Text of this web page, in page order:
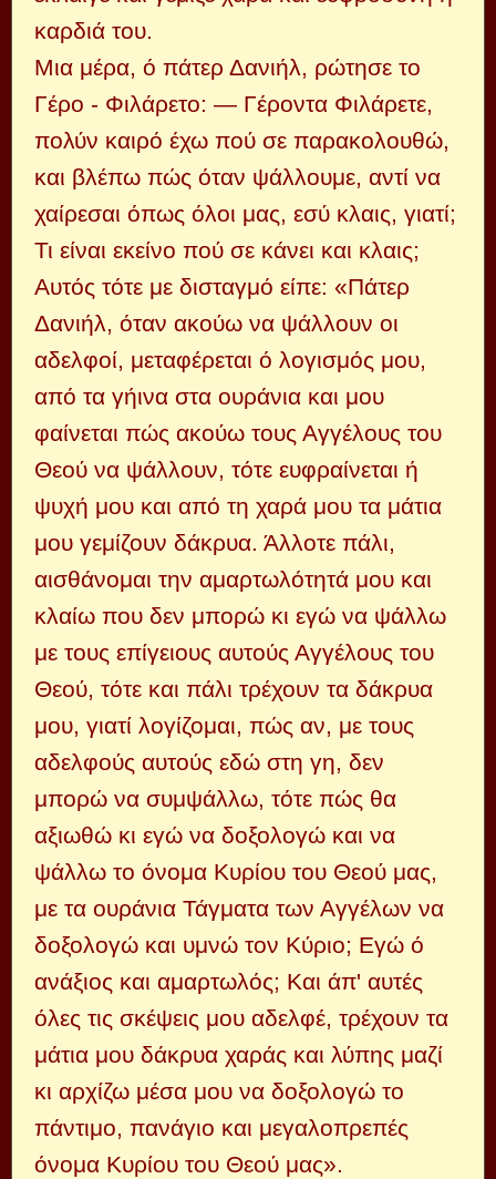
καρδιά του.
Μια μέρα, ό πάτερ Δανιήλ, ρώτησε το
Γέρο - Φιλάρετο: — Γέροντα Φιλάρετε,
πολύν καιρό έχω πού σε παρακολουθώ,
και βλέπω πώς όταν ψάλλουμε, αντί να
χαίρεσαι όπως όλοι μας, εσύ κλαις, γιατί;
Τι είναι εκείνο πού σε κάνει και κλαις;
Αυτός τότε με δισταγμό είπε: «Πάτερ
Δανιήλ, όταν ακούω να ψάλλουν οι
αδελφοί, μεταφέρεται ό λογισμός μου,
από τα γήινα στα ουράνια και μου
φαίνεται πώς ακούω τους Αγγέλους του
Θεού να ψάλλουν, τότε ευφραίνεται ή
ψυχή μου και από τη χαρά μου τα μάτια
μου γεμίζουν δάκρυα. Άλλοτε πάλι,
αισθάνομαι την αμαρτωλότητά μου και
κλαίω που δεν μπορώ κι εγώ να ψάλλω
με τους επίγειους αυτούς Αγγέλους του
Θεού, τότε και πάλι τρέχουν τα δάκρυα
μου, γιατί λογίζομαι, πώς αν, με τους
αδελφούς αυτούς εδώ στη γη, δεν
μπορώ να συμψάλλω, τότε πώς θα
αξιωθώ κι εγώ να δοξολογώ και να
ψάλλω το όνομα Κυρίου του Θεού μας,
με τα ουράνια Τάγματα των Αγγέλων να
δοξολογώ και υμνώ τον Κύριο; Εγώ ό
ανάξιος και αμαρτωλός; Και άπ' αυτές
όλες τις σκέψεις μου αδελφέ, τρέχουν τα
μάτια μου δάκρυα χαράς και λύπης μαζί
κι αρχίζω μέσα μου να δοξολογώ το
πάντιμο, πανάγιο και μεγαλοπρεπές
όνομα Κυρίου του Θεού μας».